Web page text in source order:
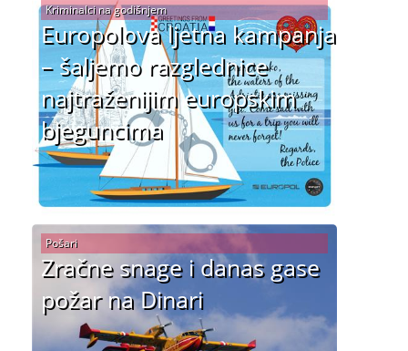
Europolova ljetna kampanja
– šaljemo razglednice
najtraženijim europskim
bjeguncima
Kriminalci na godišnjem
Zračne snage i danas gase
požar na Dinari
Pošari